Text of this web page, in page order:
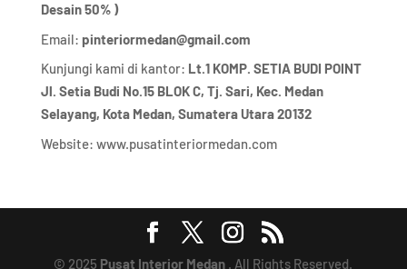
Desain 50% )
Email: pinteriormedan@gmail.com
Kunjungi kami di kantor: Lt.1 KOMP. SETIA BUDI POINT
Jl. Setia Budi No.15 BLOK C, Tj. Sari, Kec. Medan
Selayang, Kota Medan, Sumatera Utara 20132
Website: www.pusatinteriormedan.com
© 2025 Pusat Interior Medan . All Rights Reserved.